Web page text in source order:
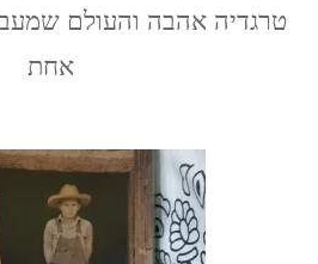
טרגדיה אהבה והעולם
אחת